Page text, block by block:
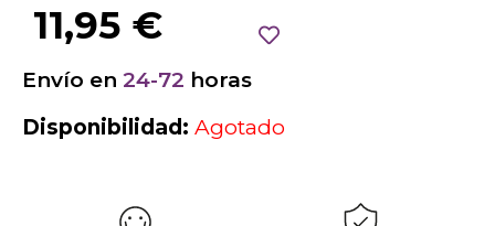
11,95 €
Envío en 24-72 horas
Disponibilidad: Agotado